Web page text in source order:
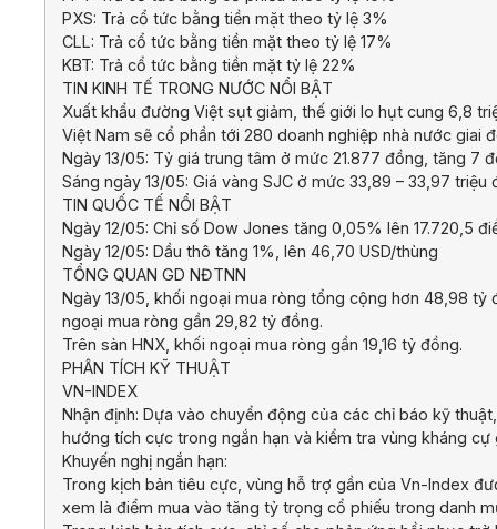
PXS: Trả cổ tức bằng tiền mặt theo tỷ lệ 3%
CLL: Trả cổ tức bằng tiền mặt theo tỷ lệ 17%
KBT: Trả cổ tức bằng tiền mặt tỷ lệ 22%
TIN KINH TẾ TRONG NƯỚC NỔI BẬT
Xuất khẩu đường Việt sụt giảm, thế giới lo hụt cung 6,8
Việt Nam sẽ cổ phần tới 280 doanh nghiệp nhà nước giai
Ngày 13/05: Tỷ giá trung tâm ở mức 21.877 đồng, tăng 7
Sáng ngày 13/05: Giá vàng SJC ở mức 33,89 – 33,97 triệu
TIN QUỐC TẾ NỔI BẬT
Ngày 12/05: Chỉ số Dow Jones tăng 0,05% lên 17.720,5
Ngày 12/05: Dầu thô tăng 1%, lên 46,70 USD/thùng
TỔNG QUAN GD NĐTNN
Ngày 13/05, khối ngoại mua ròng tổng cộng hơn 48,98 tỷ
ngoại mua ròng gần 29,82 tỷ đồng.
Trên sàn HNX, khối ngoại mua ròng gần 19,16 tỷ đồng.
PHÂN TÍCH KỸ THUẬT
VN-INDEX
Nhận định: Dựa vào chuyển động của các chỉ báo kỹ
hướng tích cực trong ngắn hạn và kiểm tra vùng kháng cự
Khuyến nghị ngắn hạn:
Trong kịch bản tiêu cực, vùng hỗ trợ gần của Vn-Index
xem là điểm mua vào tăng tỷ trọng cổ phiếu trong danh